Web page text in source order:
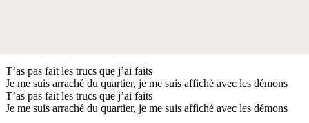
T’as pas fait les trucs que j’ai faits
Je me suis arraché du quartier, je me suis affiché avec les démons
T’as pas fait les trucs que j’ai faits
Je me suis arraché du quartier, je me suis affiché avec les démons